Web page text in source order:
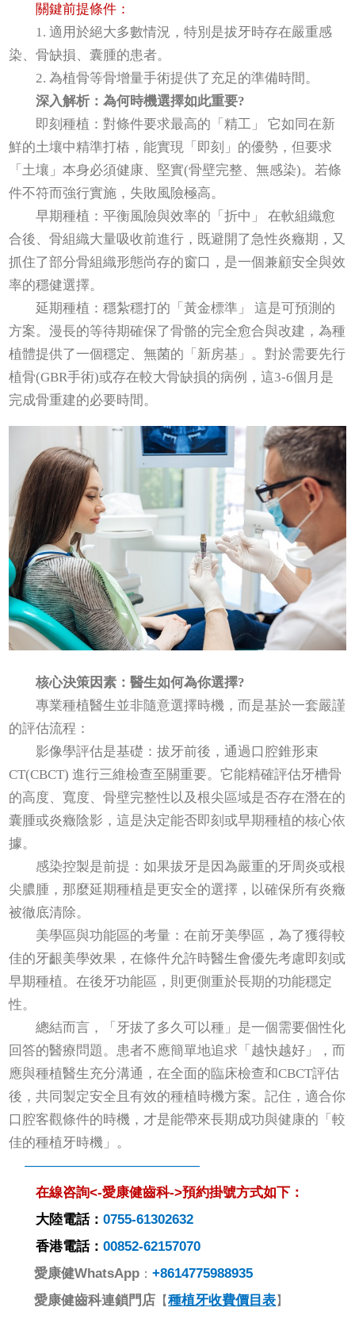
關鍵前提條件：
1. 適用於絕大多數情況，特別是拔牙時存在嚴重感
染、骨缺損、囊腫的患者。
2. 為植骨等骨增量手術提供了充足的準備時間。
深入解析：為何時機選擇如此重要?
即刻種植：對條件要求最高的「精工」 它如同在新
鮮的土壤中精準打樁，能實現「即刻」的優勢，但要求
「土壤」本身必須健康、堅實(骨壁完整、無感染)。若條
件不符而強行實施，失敗風險極高。
早期種植：平衡風險與效率的「折中」 在軟組織愈
合後、骨組織大量吸收前進行，既避開了急性炎癥期，又
抓住了部分骨組織形態尚存的窗口，是一個兼顧安全與效
率的穩健選擇。
延期種植：穩紮穩打的「黃金標準」 這是可預測的
方案。漫長的等待期確保了骨骼的完全愈合與改建，為種
植體提供了一個穩定、無菌的「新房基」。對於需要先行
植骨(GBR手術)或存在較大骨缺損的病例，這3-6個月是
完成骨重建的必要時間。
核心決策因素：醫生如何為你選擇?
專業種植醫生並非隨意選擇時機，而是基於一套嚴謹
的評估流程：
影像學評估是基礎：拔牙前後，通過口腔錐形束
CT(CBCT) 進行三維檢查至關重要。它能精確評估牙槽骨
的高度、寬度、骨壁完整性以及根尖區域是否存在潛在的
囊腫或炎癥陰影，這是決定能否即刻或早期種植的核心依
據。
感染控製是前提：如果拔牙是因為嚴重的牙周炎或根
尖膿腫，那麼延期種植是更安全的選擇，以確保所有炎癥
被徹底清除。
美學區與功能區的考量：在前牙美學區，為了獲得較
佳的牙齦美學效果，在條件允許時醫生會優先考慮即刻或
早期種植。在後牙功能區，則更側重於長期的功能穩定
性。
總結而言，「牙拔了多久可以種」是一個需要個性化
回答的醫療問題。患者不應簡單地追求「越快越好」，而
應與種植醫生充分溝通，在全面的臨床檢查和CBCT評估
後，共同製定安全且有效的種植時機方案。記住，適合你
口腔客觀條件的時機，才是能帶來長期成功與健康的「較
佳的種植牙時機」。
—————————————
在線咨詢<-愛康健齒科->預約掛號方式如下：
大陸電話：0755-61302632
香港電話：00852-62157070
愛康健WhatsApp ：+8614775988935
愛康健齒科連鎖門店 【種植牙收費價目表】